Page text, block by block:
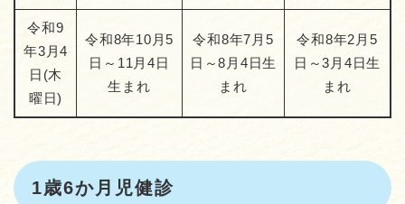
令和9
年3月4
日(木
曜日)
令和8年10月5
日～11月4日
生まれ
令和8年7月5
日～8月4日生
まれ
令和8年2月5
日～3月4日生
まれ
1歳6か月児健診